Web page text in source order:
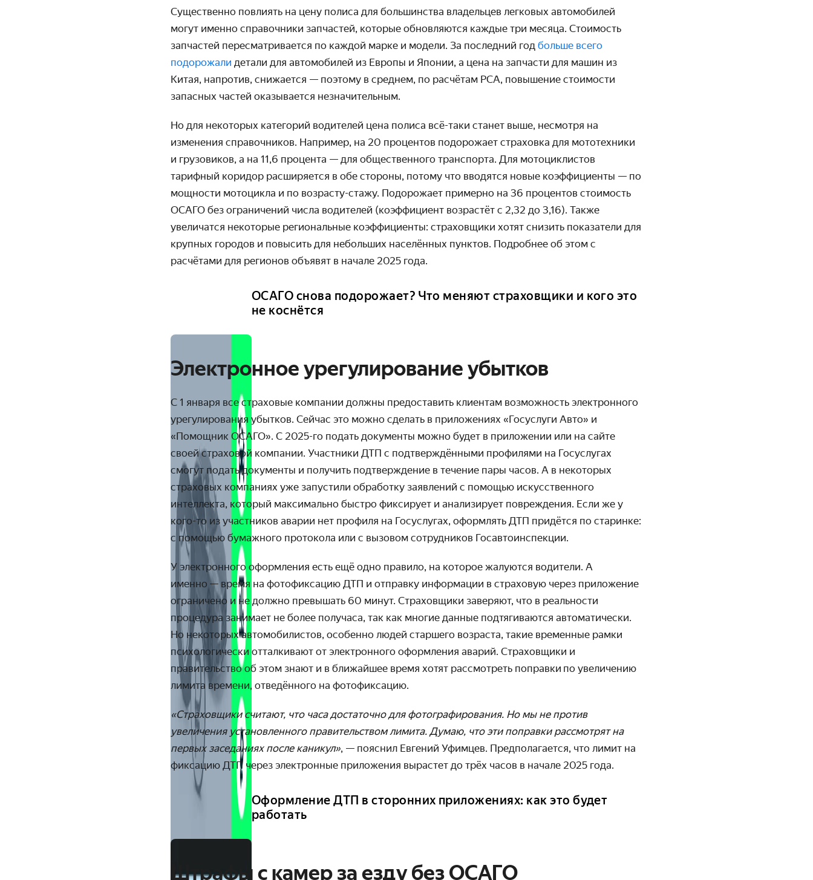
Существенно повлиять на цену полиса для большинства владельцев легковых автомобилей
могут именно справочники запчастей, которые обновляются каждые три месяца. Стоимость
запчастей пересматривается по каждой марке и модели. За последний год больше всего
подорожали детали для автомобилей из Европы и Японии, а цена на запчасти для машин из
Китая, напротив, снижается — поэтому в среднем, по расчётам РСА, повышение стоимости
запасных частей оказывается незначительным.
Но для некоторых категорий водителей цена полиса всё-таки станет выше, несмотря на
изменения справочников. Например, на 20 процентов подорожает страховка для мототехники
и грузовиков, а на 11,6 процента — для общественного транспорта. Для мотоциклистов
тарифный коридор расширяется в обе стороны, потому что вводятся новые коэффициенты — по
мощности мотоцикла и по возрасту-стажу. Подорожает примерно на 36 процентов стоимость
ОСАГО без ограничений числа водителей (коэффициент возрастёт с 2,32 до 3,16). Также
увеличатся некоторые региональные коэффициенты: страховщики хотят снизить показатели для
крупных городов и повысить для небольших населённых пунктов. Подробнее об этом с
расчётами для регионов объявят в начале 2025 года.
ОСАГО снова подорожает? Что меняют страховщики и кого это
не коснётся
Электронное урегулирование убытков
С 1 января все страховые компании должны предоставить клиентам возможность электронного
урегулирования убытков. Сейчас это можно сделать в приложениях «Госуслуги Авто» и
«Помощник ОСАГО». С 2025-го подать документы можно будет в приложении или на сайте
своей страховой компании. Участники ДТП с подтверждёнными профилями на Госуслугах
смогут подать документы и получить подтверждение в течение пары часов. А в некоторых
страховых компаниях уже запустили обработку заявлений с помощью искусственного
интеллекта, который максимально быстро фиксирует и анализирует повреждения. Если же у
кого-то из участников аварии нет профиля на Госуслугах, оформлять ДТП придётся по старинке:
с помощью бумажного протокола или с вызовом сотрудников Госавтоинспекции.
У электронного оформления есть ещё одно правило, на которое жалуются водители. А
именно — время на фотофиксацию ДТП и отправку информации в страховую через приложение
ограничено и не должно превышать 60 минут. Страховщики заверяют, что в реальности
процедура занимает не более получаса, так как многие данные подтягиваются автоматически.
Но некоторых автомобилистов, особенно людей старшего возраста, такие временные рамки
психологически отталкивают от электронного оформления аварий. Страховщики и
правительство об этом знают и в ближайшее время хотят рассмотреть поправки по увеличению
лимита времени, отведённого на фотофиксацию.
«Страховщики считают, что часа достаточно для фотографирования. Но мы не против
увеличения установленного правительством лимита. Думаю, что эти поправки рассмотрят на
первых заседаниях после каникул», — пояснил Евгений Уфимцев. Предполагается, что лимит на
фиксацию ДТП через электронные приложения вырастет до трёх часов в начале 2025 года.
Оформление ДТП в сторонних приложениях: как это будет
работать
Штрафы с камер за езду без ОСАГО